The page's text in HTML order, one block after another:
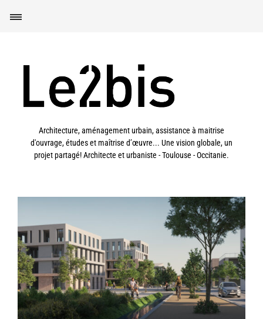
Architecture, aménagement urbain, assistance à maitrise
d'ouvrage, études et maîtrise d’œuvre... Une vision globale, un
projet partagé! Architecte et urbaniste - Toulouse - Occitanie.
Toulouse (31) – Orientation
d’aménagement – Lalande